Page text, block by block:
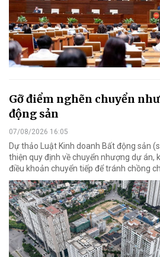
Gỡ điểm nghẽn chuyển
động sản
07/08/2026 16:05
Dự thảo Luật Kinh doanh Bất động sản
thiện quy định về chuyển nhượng dự án,
điều khoản chuyển tiếp để tránh chồng